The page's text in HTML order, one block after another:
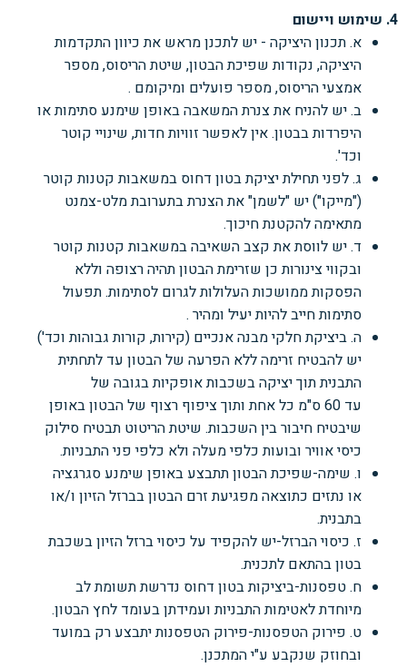
4. שימוש ויישום
א. תכנון היציקה - יש לתכנן מראש את כיוון התקדמות
היציקה, נקודות שפיכת הבטון, שיטת הריסוס,מספר
אמצעי הריסוס, מספר פועלים ומיקומם .
ב. יש להניח את צנרת המשאבה באופן שימנע סתימות או
היפרדות בבטון. אין לאפשר זוויות חדות, שינויי קוטר
וכד'.
ג. לפני תחילת יציקת בטון דחוס במשאבות קטנות קוטר
("מייקו") יש "לשמן" את הצנרת בתערובתמלט-צמנט
מתאימה להקטנת חיכוך.
ד. יש לווסת את קצב השאיבה במשאבות קטנות קוטר
ובקווי צינורות כן שזרימת הבטון תהיה רצופה וללא
הפסקות ממושכות העלולות לגרום לסתימות. תפעול
סתימות חייב להיות יעיל ומהיר .
ה. ביציקת חלקי מבנה אנכיים (קירות, קורות גבוהות וכד')
יש להבטיח זרימה ללא הפרעה של הבטון עד לתחתית
התבניתתוך יציקה בשכבות אופקיות בגובה של
עד 60ס"מ כל אחתותוך ציפוף רצוף שלהבטון באופן
שיבטיח חיבור בין השכבות. שיטת הריטוט תבטיח סילוק
כיסי אוויר ובועות כלפי מעלה ולא כלפי פני התבניות.
ו. שימה-שפיכת הבטון תתבצע באופן שימנע סגרגציה
או נתזים כתוצאה מפגיעת זרם הבטון בברזלהזיון ו/או
בתבנית.
ז. כיסוי הברזל-יש להקפיד על כיסוי ברזל הזיון בשכבת
בטון בהתאם לתכנית.
ח. טפסנות-ביציקות בטון דחוס נדרשת תשומת לב
מיוחדת לאטימות התבניות ועמידתן בעומד לחץ הבטון.
ט. פירוק הטפסנות-פירוק הטפסנות יתבצע רק במועד
ובחוזק שנקבע ע"י המתכנן.